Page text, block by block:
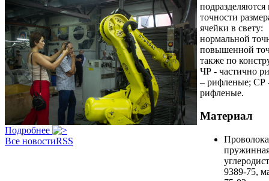
Подробнее
Все новостиRSS
подразделяются
точности
ячейки в свету:
нормальной
повышенной
также по
ЧР - частично
– рифленые; СР
рифленые.
Материал
Проволока
9389-75,